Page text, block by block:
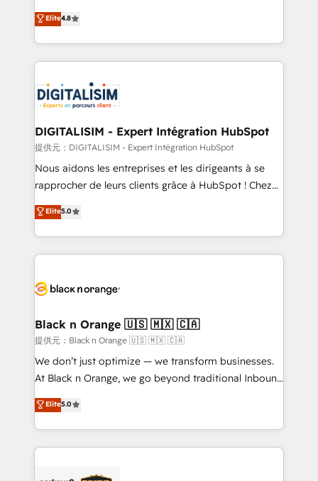
CRM, Solutions Architecture, Onboarding , Data
Migration, Custom Integration & Platform
team of 25+ experts Contact us today to help you
get more from your investment in HubSpot.
HubSpot CRM Partner offering you a roadmap on
maximizing EBITDA and achieving Commercial
Excellence. With our targeted processes, we
strengthen your digital transformation and minimize
Implementation partner, we provide expertise to
drive your business forward. Since 2015 we are fully
dedicated to HubSpot and with an experienced
team (50+), we work with reputable companies in
B2B sectors such as manufacturing, SaaS and
business services. We prepare a customized
impact of your digital transformation, including a
detailed financial rationale with a focus on ROI and
embark on a transformational journey that sets your
business up for long-term success. Unlock your
business. If not now, when?
Elite4.8
DIGITALISIM - Expert Intégration HubSpot
提供元：DIGITALISIM - Expert Intégration HubSpot
Nous aidons les entreprises et les dirigeants à se
rapprocher de leurs clients grâce à HubSpot ! Chez
DIGITALISIM, nous avons l'intime conviction que la
réussite des entreprises passe par l’innovation web,
le marketing digital, et la relation client ! C'est
pourquoi, nos experts sont à la fois capables de
référencement, votre stratégie digitale et le pilotage
projet HubSpot avec DIGITALISIM : 🧽 Nettoyage,
migration et intégration des bases de données. 🚀
Développement des interfaces avec vos logiciels
métiers ⚙️ Configuration de la plateforme HubSpot
Book Process & Guidelines utilisateurs 🎓
Formations des utilisateurs
Elite5.0
Black n Orange 🇺🇸 🇲🇽 🇨🇦
提供元：Black n Orange 🇺🇸 🇲🇽 🇨🇦
We don’t just optimize — we transform businesses.
At Black n Orange, we go beyond traditional Inbound
Marketing with our exclusive methodologies:
BOOMS and BOOST. Together, they form a powerful
combination that has driven success for over 800
businesses worldwide. As Elite HubSpot Partners, we
Elite5.0